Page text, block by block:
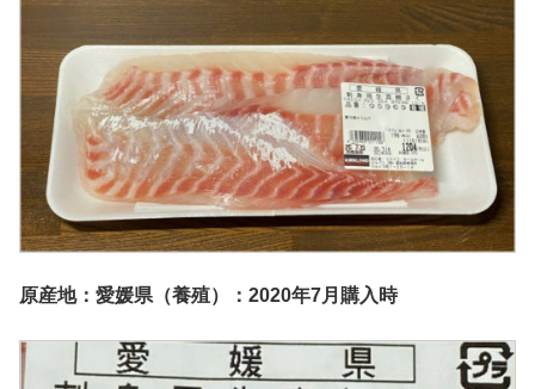
原産地：愛媛県（養殖）：2020年7月購入時